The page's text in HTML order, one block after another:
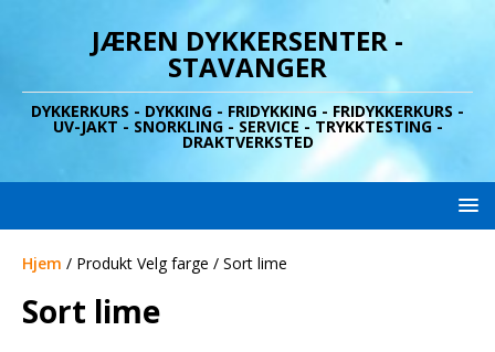
JÆREN DYKKERSENTER -
STAVANGER
DYKKERKURS - DYKKING - FRIDYKKING - FRIDYKKERKURS -
UV-JAKT - SNORKLING - SERVICE - TRYKKTESTING -
DRAKTVERKSTED
Hjem / Produkt Velg farge / Sort lime
Sort lime